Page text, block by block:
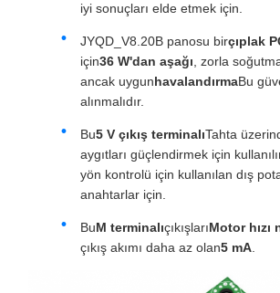
iyi sonuçları elde etmek için.
JYQD_V8.20B panosu birçıplak
için36 W'dan aşağı , zorla
ancak uygunhavalandırmaBu
alınmalıdır.
Bu5 V çıkış terminalıTahta
aygıtları güçlendirmek için
yön kontrolü için kullanılan dış
anahtarlar için.
BuM terminalıçıkışlarıMotor hızı
çıkış akımı daha az olan5 mA